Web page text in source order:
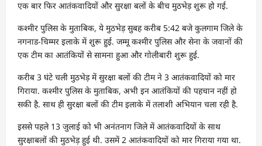
एक बार फिर आतंकवादियों और सुरक्षा बलों के बीच मुठभेड़ शुरू हो गई.
कश्मीर पुलिस के मुताबिक, ये मुठभेड़ सुबह करीब 5:42 बजे कुलगाम जिले के
नगनाड-चिम्मर इलाके में शुरू हुई. जम्मू कश्मीर पुलिस और सेना के जवानों की
एक टीम का आतंकियों से सामना हुआ और गोलीबारी शुरू हुई.
करीब 3 घंटे चली मुठभेड़ में सुरक्षा बलों की टीम ने 3 आतंकवादियों को मार
गिराया. कश्मीर पुलिस के मुताबिक, अभी इन आतंकियों की पहचान नहीं हो
सकी है. साथ ही सुरक्षा बलों की टीम इलाके में तलाशी अभियान चला रही है.
इससे पहले 13 जुलाई को भी अनंतनाग जिले में आतंकवादियों के साथ
सुरक्षाबलों की मुठभेड़ हुई थी. उसमें 2 आतंकवादियों को मार गिराया गया था.